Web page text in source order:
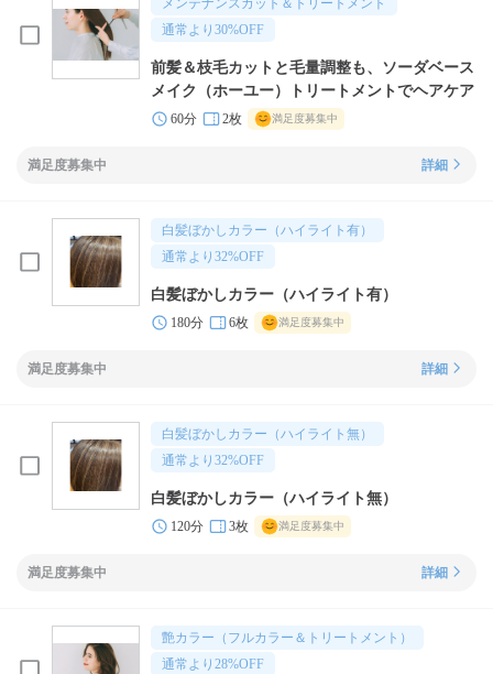
通常より 30%OFF
前髪＆枝毛カットと毛量調整も、ソーダベース
メイク（ホーユー）トリートメントでヘアケア
60分 2枚 満足度募集中
満足度募集中 詳細
白髪ぼかしカラー（ハイライト有）
通常より 32%OFF
白髪ぼかしカラー（ハイライト有）
180分 6枚 満足度募集中
満足度募集中 詳細
白髪ぼかしカラー（ハイライト無）
通常より 32%OFF
白髪ぼかしカラー（ハイライト無）
120分 3枚 満足度募集中
満足度募集中 詳細
艶カラー（フルカラー＆トリートメント）
通常より 28%OFF